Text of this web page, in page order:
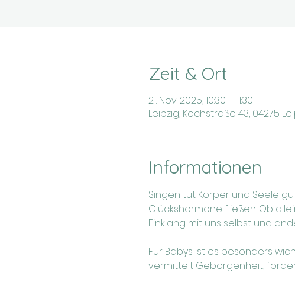
Zeit & Ort
21. Nov. 2025, 10:30 – 11:30
Leipzig, Kochstraße 43, 04275
Informationen
Singen tut Körper und Seele
Glückshormone fließen. Ob
Einklang mit uns selbst und
Für Babys ist es besonders
vermittelt Geborgenheit,